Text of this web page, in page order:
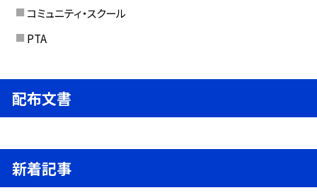
コミュニティ・スクール
PTA
配布文書
新着記事